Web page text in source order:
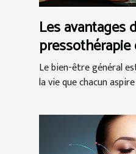
Les avantages
être général
Le bien-être général
la vie que chacun